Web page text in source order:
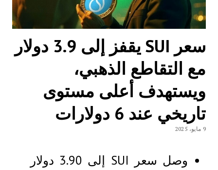
سعر SUI يقفز إلى 3.9 دولار
مع التقاطع الذهبي،
ويستهدف أعلى مستوى
تاريخي عند 6 دولارات
9 مايو، 2025
وصل سعر SUI إلى 3.90 دولار